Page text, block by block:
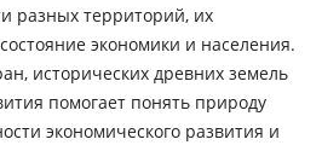
разных территорий, их
экономики и населения.
исторических древних земель
помогает понять природу
экономического развития и